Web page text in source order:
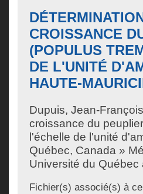
CROISSANCE
(POPULUS
DE L'UNITÉ
HAUTE-
Dupuis, Jean-François
croissance du
l'échelle de l'unité
Québec, Canada »
Université du
Fichier(s) associé(s) à